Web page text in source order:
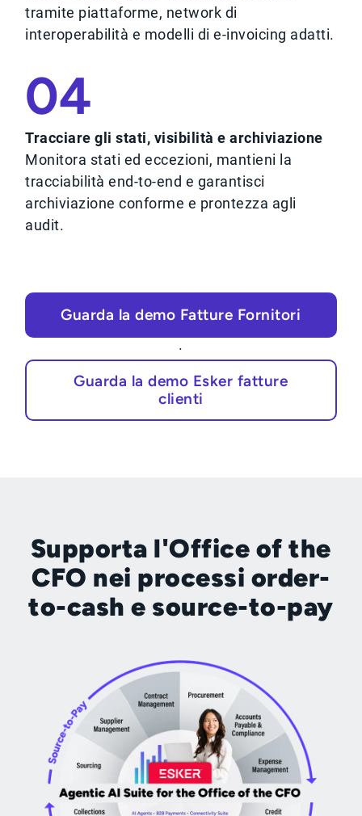
tramite piattaforme, network di
interoperabilità e modelli di e-invoicing adatti.
04
Tracciare gli stati, visibilità e archiviazione
Monitora stati ed eccezioni, mantieni la
tracciabilità end-to-end e garantisci
archiviazione conforme e prontezza agli
audit.
Guarda la demo Fatture Fornitori
·
Guarda la demo Esker fatture
clienti
Supporta l'Office of the
CFO nei processi order-
to-cash e source-to-pay